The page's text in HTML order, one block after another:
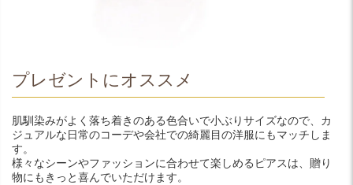
プレゼントにオススメ
肌馴染みがよく落ち着きのある色合いで小ぶりサイズなので、カ
ジュアルな日常のコーデや会社での綺麗目の洋服にもマッチしま
す。
様々なシーンやファッションに合わせて楽しめるピアスは、贈り
物にもきっと喜んでいただけます。